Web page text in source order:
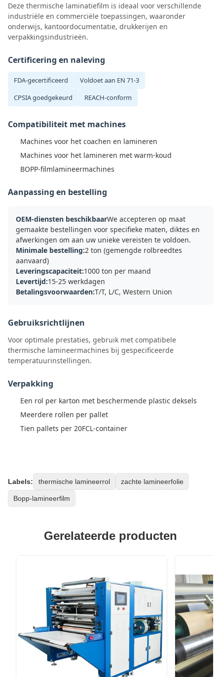
Deze thermische laminatiefilm is ideaal voor verschillende
industriële en commerciële toepassingen, waaronder
onderwijs, kantoordocumentatie, drukkerijen en
verpakkingsindustrieën.
Certificering en naleving
FDA-gecertificeerd
Voldoet aan EN 71-3
CPSIA goedgekeurd
REACH-conform
Compatibiliteit met machines
Machines voor het coachen en lamineren
Machines voor het lamineren met warm-koud
BOPP-filmlamineermachines
Aanpassing en bestelling
OEM-diensten beschikbaarWe accepteren op maat
gemaakte bestellingen voor specifieke maten, diktes en
afwerkingen om aan uw unieke vereisten te voldoen.
Minimale bestelling:2 ton (gemengde rolbreedtes
aanvaard)
Leveringscapaciteit:1000 ton per maand
Levertijd:15-25 werkdagen
Betalingsvoorwaarden:T/T, L/C, Western Union
Gebruiksrichtlijnen
Voor optimale prestaties, gebruik met compatibele
thermische lamineermachines bij gespecificeerde
temperatuurinstellingen.
Verpakking
Een rol per karton met beschermende plastic deksels
Meerdere rollen per pallet
Tien pallets per 20FCL-container
Labels: thermische lamineerrol zachte lamineerfolie
Bopp-lamineerfilm
Gerelateerde producten